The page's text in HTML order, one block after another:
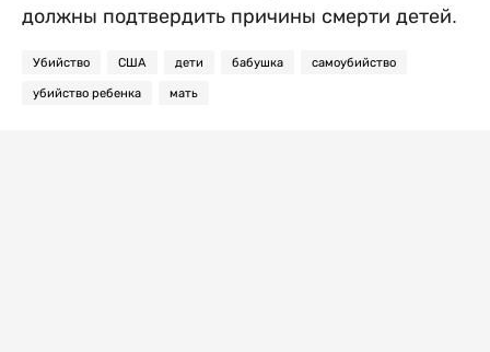
должны подтвердить причины смерти детей.
Убийство США дети бабушка самоубийство
убийство ребенка мать